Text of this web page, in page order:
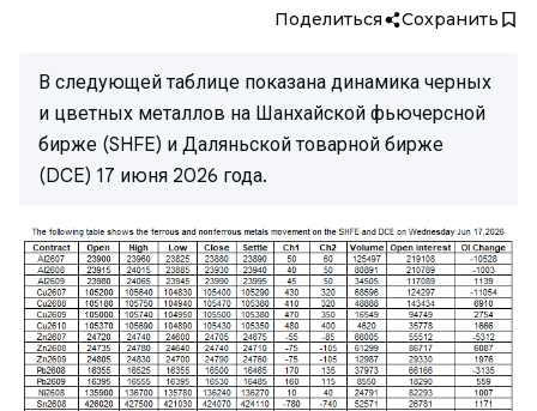
Поделиться Сохранить
В следующей таблице показана динамика черных
и цветных металлов на Шанхайской фьючерсной
бирже (SHFE) и Даляньской товарной бирже
(DCE) 17 июня 2026 года.